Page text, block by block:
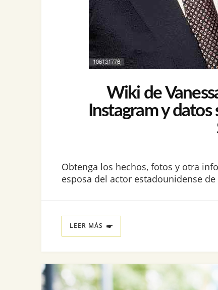
Wiki de
Instagram y datos
Obtenga los hechos, fotos y otra
esposa del actor estadounidense
LEER MÁS